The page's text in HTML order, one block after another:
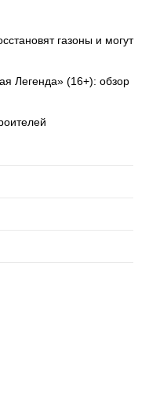
газоны и могут
Легенда» (16+): обзор